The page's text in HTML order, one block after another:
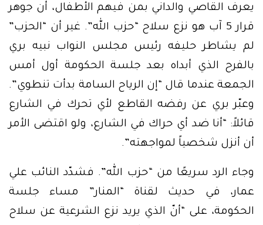
يعرف القاصي والداني بمن فيهم الأطفال، أن جوهر
قرار 5 آب هو نزع سلاح “حزب الله”. غير أن “الحزب”
لم يشاطر حليفه رئيس مجلس النواب نبيه بري
بالفرح الذي أبداه بعد جلسة الحكومة أول أمس
الجمعة عندما قال “إن الرياح السامة بدأت تنطوي”.
وعبّر بري عن رفضه القاطع لأي تحرك في الشارع
قائلاً: “أنا ضد أي حراك في الشارع، ولو اقتضى الأمر
أن أنزل شخصياً لمواجهته”.
وجاء الرد سريعًا من “حزب الله”. فشدّد النائب علي
عمار، في حديث لقناة “المنار” مساء جلسة
الحكومة، على “أنّ الذي يريد نزع الشرعية عن سلاح